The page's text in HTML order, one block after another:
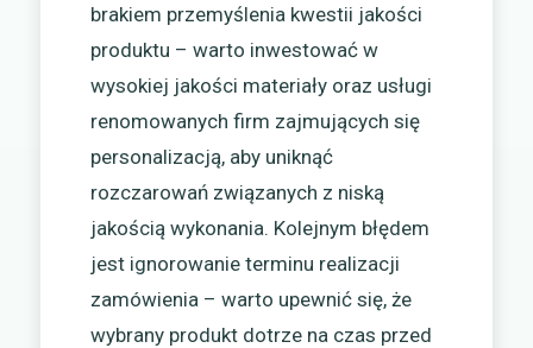
brakiem przemyślenia kwestii jakości
produktu – warto inwestować w
wysokiej jakości materiały oraz usługi
renomowanych firm zajmujących się
personalizacją, aby uniknąć
rozczarowań związanych z niską
jakością wykonania. Kolejnym błędem
jest ignorowanie terminu realizacji
zamówienia – warto upewnić się, że
wybrany produkt dotrze na czas przed